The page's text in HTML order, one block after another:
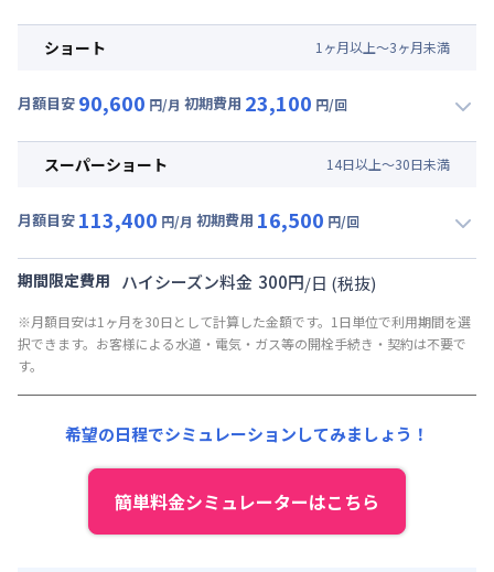
その他費用 :
初期費用
月額賃料目安(30日利用)
光熱費他 : 21,000円/月 (700円/日) (税抜)
その他費用 :
初期費用
ショート 1 ヶ月以上～3ヶ月未満
月額目安 90,600 円/月 初期費用 23,100 円/回
月額賃料目安(30日利用)
光熱費他 : 21,000円/月 (700円/日) (税抜)
その他費用 :
初期費用
契約事務手数料 : 3,000円/回 (税抜)
スーパーショート 14日以上～30日未満
月額目安 113,400 円/月 初期費用 16,500 円/回
月額賃料目安(30日利用)
光熱費他 : 21,000円/月 (700円/日) (税抜)
清掃料他 :
その他費用 :
初期費用
契約事務手数料 : 3,000円/回 (税抜)
期間限定費用 ハイシーズン料金 300円/日 (税抜)
※月額目安は1ヶ月を30日として計算した金額です。1日単位で利用期間を選
択できます。お客様による水道・電気・ガス等の開栓手続き・契約は不要で
す。
希望の日程でシミュレーションしてみましょう！
簡単料金シミュレーターはこちら